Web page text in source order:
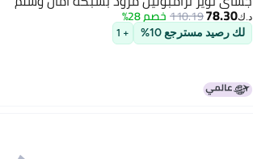
د.ك‏78.30
110.19خصم 28%
لك رصيد مسترجع 10% + 1